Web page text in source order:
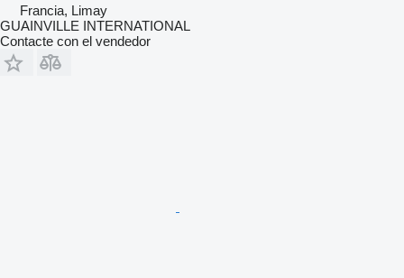
Francia, Limay
GUAINVILLE INTERNATIONAL
Contacte con el vendedor